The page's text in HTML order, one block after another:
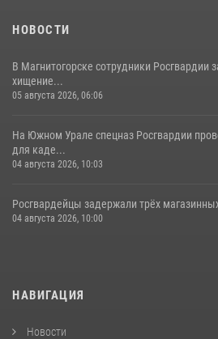
НОВОСТИ
В Магнитогорске сотрудники Росгвардии
хищение...
05 августа 2026, 06:06
На Южном Урале спецназ Росгвардии
для каде...
04 августа 2026, 10:03
Росгвардейцы задержали трёх
04 августа 2026, 10:00
НАВИГАЦИЯ
Новости